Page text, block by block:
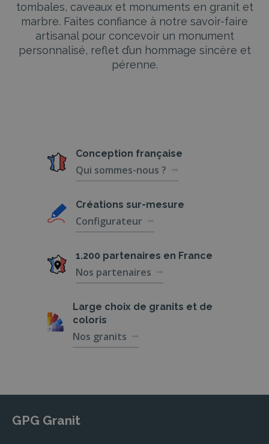
tombales, caveaux et monuments en granit et
marbre. Faites confiance à notre savoir-faire
artisanal pour concevoir un monument
personnalisé, reflet d’un hommage sincère et
pérenne.
Conception française
Qui sommes-nous ?
Créations sur-mesure
Configurateur
1.200 partenaires en France
Nos partenaires
Large choix de granits et de
coloris
Nos granits
GPG Granit